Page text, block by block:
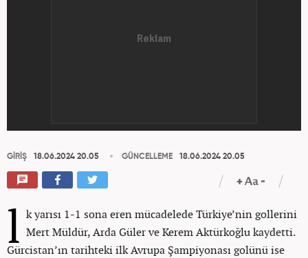
GİRİŞ 18.06.2024 20.05 GÜNCELLEME 18.06.2024 20.05
l k yarısı 1-1 sona eren mücadelede Türkiye’nin gollerini
Mert Müldür, Arda Güler ve Kerem Aktürkoğlu kaydetti.
Gürcistan’ın tarihteki ilk Avrupa Şampiyonası golünü ise